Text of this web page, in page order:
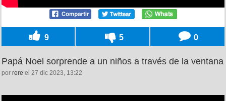
9 5 0
Papá Noel sorprende a un niños a través de la ventana
por rere el 27 dic 2023, 13:22